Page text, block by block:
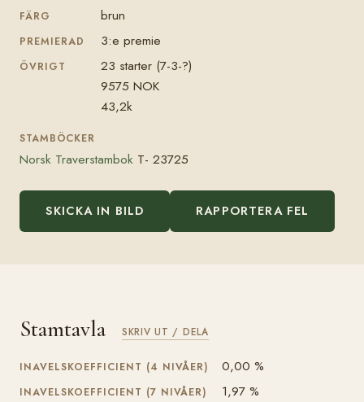
FÄRG brun
PREMIERAD 3:e premie
ÖVRIGT
23 starter (7-3-?)
9575 NOK
43,2k
STAMBÖCKER
Norsk Traverstambok T- 23725
SKICKA IN BILD RAPPORTERA FEL
Stamtavla SKRIV UT / DELA
INAVELSKOEFFICIENT (4 NIVÅER) 0,00 %
INAVELSKOEFFICIENT (7 NIVÅER) 1,97 %